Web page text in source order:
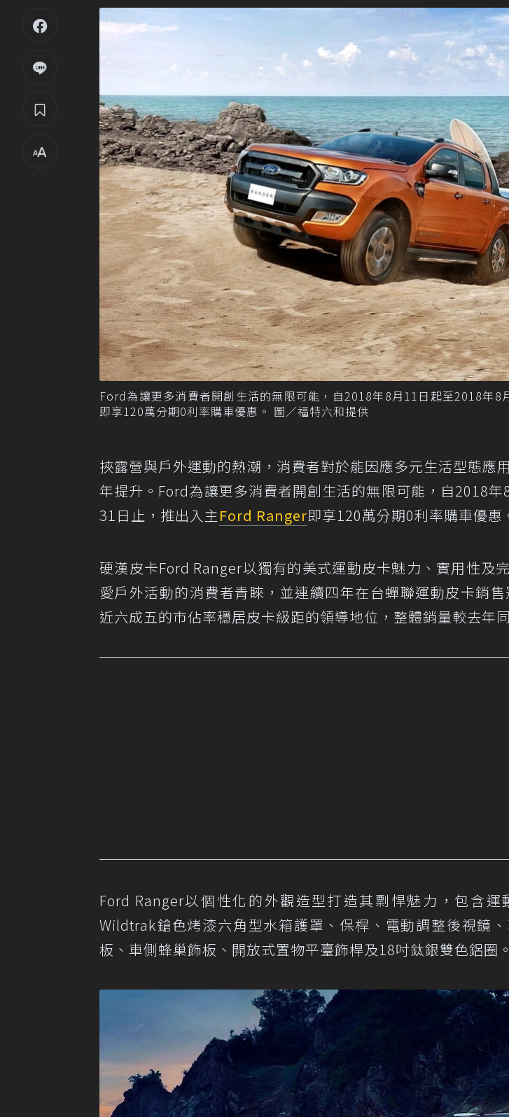
Ford為讓更多消費者開創生活的無限可能，自2018年8月11日起至2018年
即享120萬分期0利率購車優惠。 圖／福特六和提供
挾露營與戶外運動的熱潮，消費者對於能因應多元生活型態應
年提升。Ford為讓更多消費者開創生活的無限可能，自2018
31日止，推出入主Ford Ranger即享120萬分期0利率購車優惠
硬漢皮卡Ford Ranger以獨有的美式運動皮卡魅力、實用性及
愛戶外活動的消費者青睞，並連續四年在台蟬聯運動皮卡銷
近六成五的市佔率穩居皮卡級距的領導地位，整體銷量較去年
Ford Ranger以個性化的外觀造型打造其剽悍魅力，包含運
Wildtrak鎗色烤漆六角型水箱護罩、保桿、電動調整後視鏡
板、車側蜂巢飾板、開放式置物平臺飾桿及18吋鈦銀雙色鋁圈。